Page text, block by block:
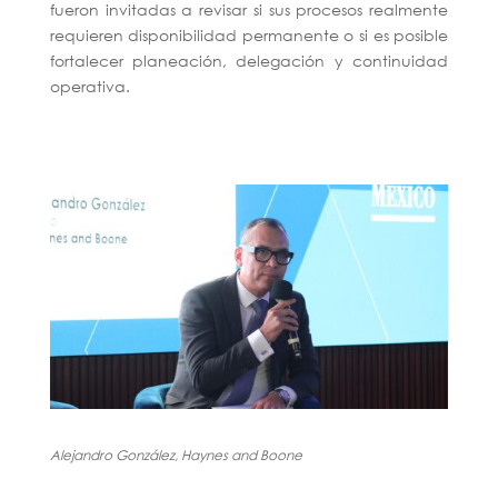
fueron invitadas a revisar si sus procesos realmente
requieren disponibilidad permanente o si es posible
fortalecer planeación, delegación y continuidad
operativa.
Alejandro González, Haynes and Boone